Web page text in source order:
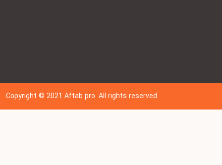
Copyright © 202 1Aftab pro. All rights reserved.